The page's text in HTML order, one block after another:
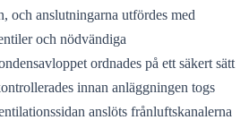
och anslutningarna utfördes med
och nödvändiga
ordnades på ett säkert sätt
innan anläggningen togs
anslöts frånluftskanalerna